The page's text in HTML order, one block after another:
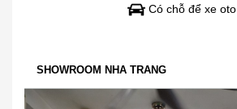
Có chỗ để xe oto
SHOWROOM NHA TRANG